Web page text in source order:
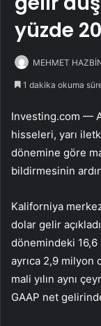
yüzde
MEHMET
1 dakika okuma
Investing.com —
hisseleri, yarı
dönemine göre
bildirmesinin
Kaliforniya
dolar gelir
dönemindeki
ayrıca 2,9
mali yılın aynı
GAAP net